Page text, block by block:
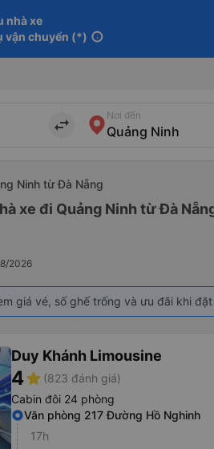
nhà xe
vận chuyển (*) info
import_export
Nơi đến
Ninh từ Đà Nẵng
xe đi Quảng Ninh từ Đà
2026
giá vé, số ghế trống và ưu đãi khi
Duy Khánh Limousine
4star (823 đánh giá)
Cabin đôi 24 phòng
Văn phòng 217 Đường Hồ Nghinh
17h